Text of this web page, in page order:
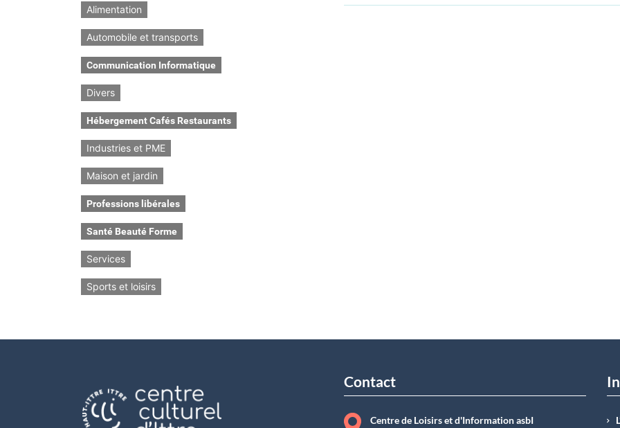
Alimentation
Automobile et transports
Communication Informatique
Divers
Hébergement Cafés Restaurants
Industries et PME
Maison et jardin
Professions libérales
Santé Beauté Forme
Services
Sports et loisirs
Contact
Centre de Loisirs et d'Information asbI